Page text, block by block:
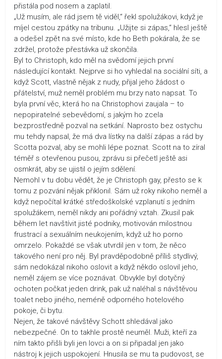
přistála pod nosem a zaplatil.
„Už musím, ale rád jsem tě viděl,“ řekl spolužákovi, když je
míjel cestou zpátky na tribunu. „Užijte si zápas,“ hlesl ještě
a odešel zpět na své místo, kde ho Beth pokárala, že se
zdržel, protože přestávka už skončila.
Byl to Christoph, kdo měl na svědomí jejich první
následující kontakt. Nejprve si ho vyhledal na sociální síti, a
když Scott, vlastně nějak z nudy, přijal jeho žádost o
přátelství, muž neměl problém mu brzy nato napsat. To
byla první věc, která ho na Christophovi zaujala – to
nepopiratelné sebevědomí, s jakým ho zcela
bezprostředně pozval na setkání. Naprosto bez ostychu
mu tehdy napsal, že má dva lístky na další zápas a rád by
Scotta pozval, aby se mohli lépe poznat. Scott na to zíral
téměř s otevřenou pusou, zprávu si přečetl ještě asi
osmkrát, aby se ujistil o jejím sdělení.
Nemohl v tu dobu vědět, že je Christoph gay, přesto se k
tomu z pozvání nějak přiklonil. Sám už roky nikoho neměl a
když nepočítal krátké středoškolské vzplanutí s jedním
spolužákem, neměl nikdy ani pořádný vztah. Zkusil pak
během let navštívit jisté podniky, motivován milostnou
frustrací a sexuálním neukojením, když už ho porno
omrzelo. Pokaždé se však utvrdil jen v tom, že něco
takového není pro něj. Byl pravděpodobně příliš stydlivý,
sám nedokázal nikoho oslovit a když někdo oslovil jeho,
neměl zájem se více poznávat. Obvykle byl dotyčný
ochoten počkat jeden drink, pak už naléhal s návštěvou
toalet nebo jiného, neméně odporného hotelového
pokoje, či bytu.
Nejen, že takové návštěvy Schott shledával jako
nebezpečné. On to takhle prostě neuměl. Muži, kteří za
ním takto přišli byli jen lovci a on si připadal jen jako
nástroj k jejich uspokojení. Hnusila se mu ta pudovost, se